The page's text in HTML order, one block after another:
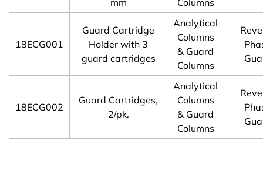
18ECG001
Guard Cartridge
Holder with 3
guard cartridges
Analytical
Columns
& Guard
Columns
18ECG002
Guard Cartridges,
2/pk.
Analytical
Columns
& Guard
Columns